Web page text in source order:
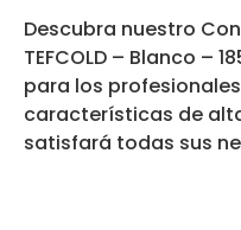
Descubra nuestro
TEFCOLD – Blanco –
para los
características de
satisfará todas sus